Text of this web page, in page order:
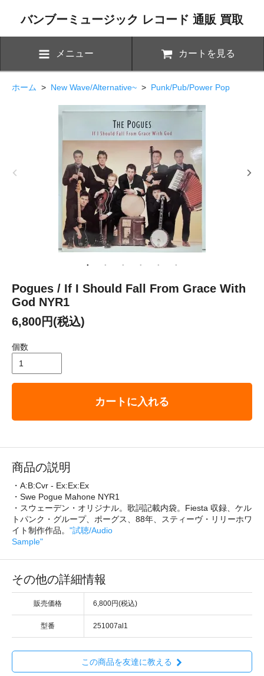
バンブーミュージック レコード 通販 買取
メニュー カートを見る
ホーム > New Wave/Alternative~ > Punk/Pub/Power Pop
Pogues / If I Should Fall From Grace With
God NYR1
6,800円(税込)
個数
カートに入れる
商品の説明
・A:B:Cvr - Ex:Ex:Ex
・Swe Pogue Mahone NYR1
・スウェーデン・オリジナル。歌詞記載内袋。Fiesta 収録、ケル
トパンク・グループ、ポーグス、88年、スティーヴ・リリーホワ
イト制作作品。 "試聴/Audio
Sample"
その他の詳細情報
販売価格 6,800円(税込)
型番 251007al1
この商品を友達に教える